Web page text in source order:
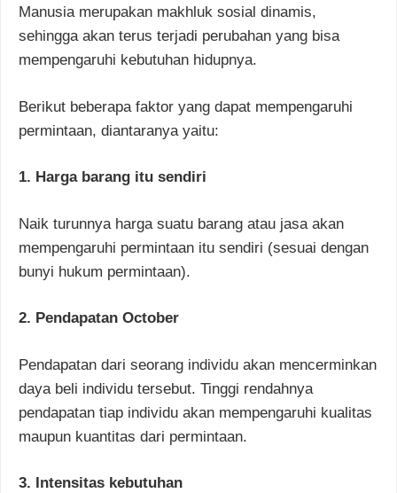
Manusia merupakan makhluk sosial dinamis,
sehingga akan terus terjadi perubahan yang bisa
mempengaruhi kebutuhan hidupnya.
Berikut beberapa faktor yang dapat mempengaruhi
permintaan, diantaranya yaitu:
1. Harga barang itu sendiri
Naik turunnya harga suatu barang atau jasa akan
mempengaruhi permintaan itu sendiri (sesuai dengan
bunyi hukum permintaan).
2. Pendapatan October
Pendapatan dari seorang individu akan mencerminkan
daya beli individu tersebut. Tinggi rendahnya
pendapatan tiap individu akan mempengaruhi kualitas
maupun kuantitas dari permintaan.
3. Intensitas kebutuhan